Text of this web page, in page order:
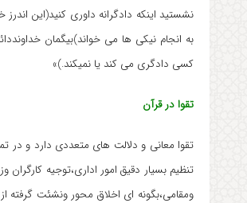
نشستید اینکه دادگرانه داوری کنید(این
به انجام نیکی ها می خواند)بیگمان
کسی دادگری می کند یا نمیکند.)»
تقوا در قرآن
تقوا معانی و دلالت های متعددی دارد و در
تنظیم بسیار دقیق امور اداری،توجیه
ومقامی،بگونه ای اخلاق محور ونشئت